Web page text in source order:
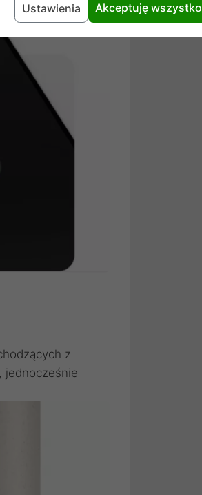
z
jednocześnie
Ustawienia Akceptuję wszystko